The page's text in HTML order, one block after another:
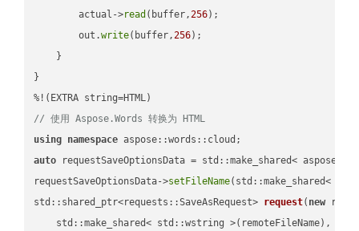
        actual->
read (buffer,256);
        out.
write(buffer,256);
    }
}
// 使用 Aspose.Words 转换为 HTML
using namespace
auto requestSaveOptionsData = std::make_shared<
requestSaveOptionsData->setFileName(std::make_shared<
std::shared_ptr<requests::SaveAsRequest> request( new
    std::make_shared< std::wstring >(remoteFileName),